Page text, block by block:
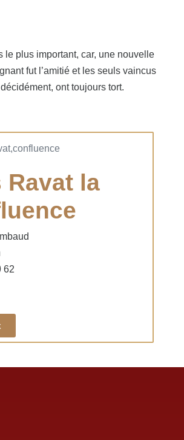
le plus important, car, une nouvelle
fut l’amitié et les seuls vaincus
ont toujours tort.
Ravat la
62